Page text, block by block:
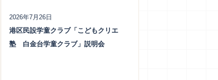
2026年7月26日
港区民設学童クラブ「こどもクリエ
塾 白金台学童クラブ」説明会